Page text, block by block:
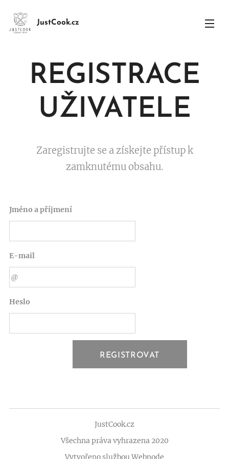
JustCook.cz
REGISTRACE
UŽIVATELE
Zaregistrujte se a získejte přístup k
zamknutému obsahu.
Jméno a příjmení
E-mail
Heslo
REGISTROVAT
JustCook.cz
Všechna práva vyhrazena 2020
Vytvořeno službouWebnode